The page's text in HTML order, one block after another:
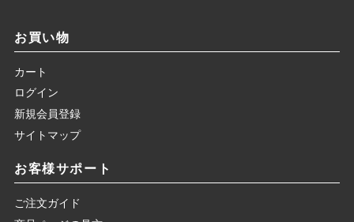
お買い物
カート
ログイン
新規会員登録
サイトマップ
お客様サポート
ご注文ガイド